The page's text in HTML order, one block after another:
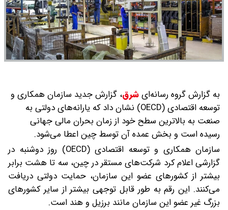
به گزارش گروه رسانه‌ایشرق، گزارش جدید سازمان همکاری و
توسعه اقتصادی (OECD) نشان داد که یارانه‌های دولتی به
صنعت به بالاترین سطح خود از زمان بحران مالی جهانی
رسیده است و بخش عمده آن توسط چین اعطا می‌شود.
سازمان همکاری و توسعه اقتصادی (OECD) روز دوشنبه در
گزارشی اعلام کرد شرکت‌های مستقر در چین، سه تا هشت برابر
بیشتر از کشورهای عضو این سازمان، حمایت دولتی دریافت
می‌کنند. این رقم به طور قابل توجهی بیشتر از سایر کشورهای
بزرگ غیر عضو این سازمان مانند برزیل و هند است.